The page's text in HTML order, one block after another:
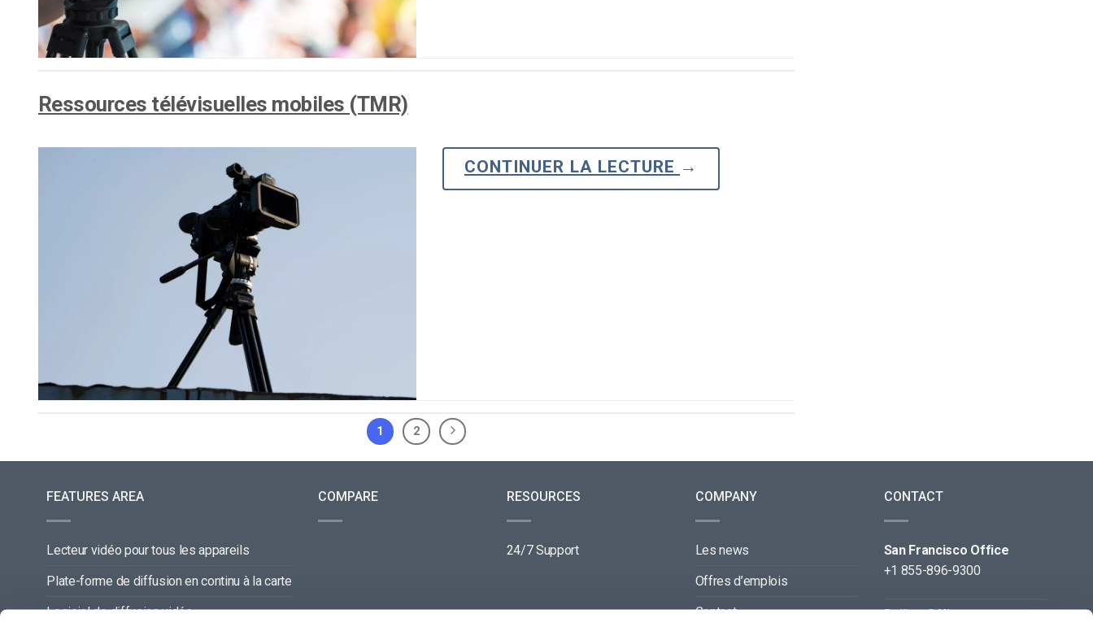
Ressources télévisuelles mobiles (TMR)
CONTINUER LA LECTURE →
1 2
FEATURES AREA
Lecteur vidéo pour tous les appareils
Plate-forme de diffusion en continu à la carte
Logiciel de diffusion vidéo
COMPARE RESOURCES
24/7 Support
COMPANY
Les news
Offres d’emplois
Contact
CONTACT
San Francisco Office
+1 855-896-9300
Beijing Office